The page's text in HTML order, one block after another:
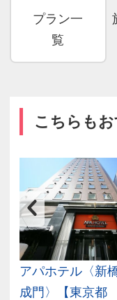
プラン一
覧
こちらも
アパホテル〈新
成門〉【東京